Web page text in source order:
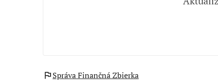
flag Správa Finančná Zbierka